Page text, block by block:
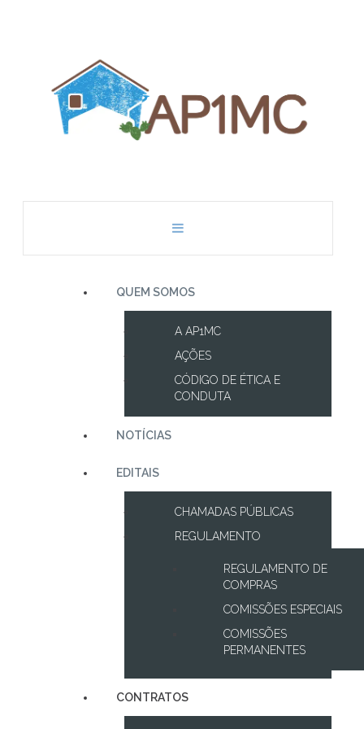
QUEM SOMOS
A AP1MC
AÇÕES
CÓDIGO DE ÉTICA E
CONDUTA
NOTÍCIAS
EDITAIS
CHAMADAS PÚBLICAS
REGULAMENTO
REGULAMENTO DE
COMPRAS
COMISSÕES ESPECIAIS
COMISSÕES
PERMANENTES
CONTRATOS